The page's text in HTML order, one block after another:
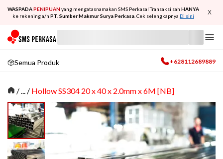
WASPADAPENIPUAN yang mengatasnamakan SMS Perkasa! Transaksi sah HANYA
ke rekening a/n PT. Sumber Makmur Surya Perkasa . Cek selengkapnya Di sini X
Semua Produk +628112689889
/... / Hollow SS304 20 x 40 x 2.0mm x 6M [NB]